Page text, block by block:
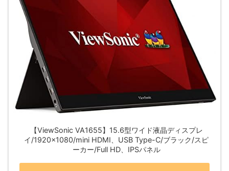
【ViewSonic VA1655】15.6型ワイド液晶ディスプレ
イ/1920×1080/mini HDMI、USB Type-C/ブラック/スピ
ーカー/Full HD、IPSパネル